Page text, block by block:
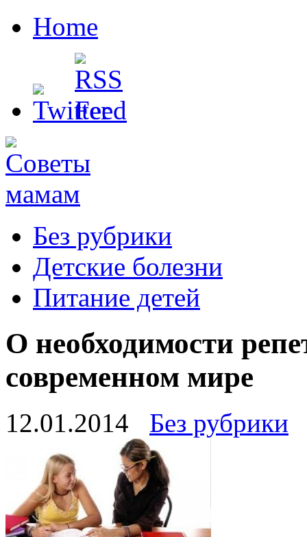
Home
Без рубрики
Детские болезни
Питание детей
О необходимости
современном мире
12.01.2014 Без рубрики